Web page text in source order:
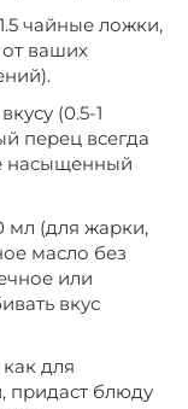
чайные ложки,
от ваших
(0.5-1
перец всегда
насыщенный
мл (для жарки,
масло без
или
вкус
для
придаст блюду